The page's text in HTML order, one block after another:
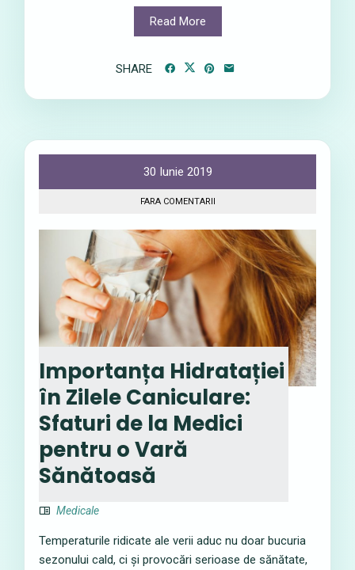
Read More
SHARE
30 Iunie 2019
FARA COMENTARII
Importanța Hidratației
în Zilele Caniculare:
Sfaturi de la Medici
pentru o Vară
Sănătoasă
Medicale
Temperaturile ridicate ale verii aduc nu doar bucuria
sezonului cald, ci și provocări serioase de sănătate,